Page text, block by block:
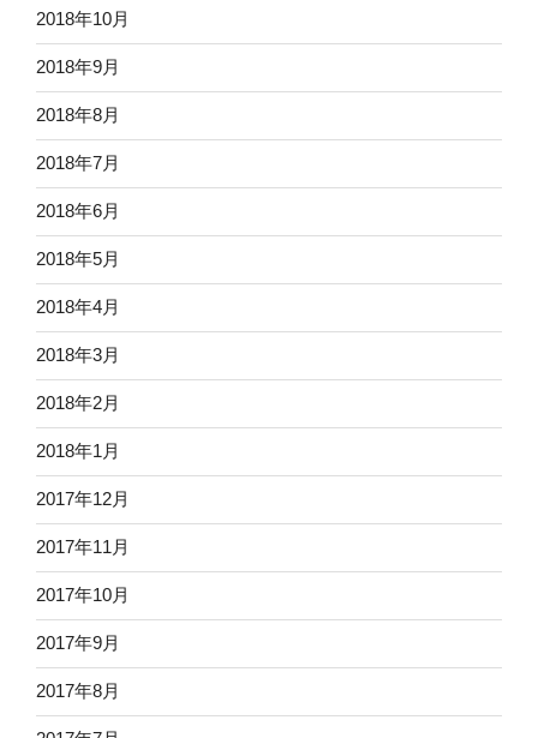
2018年10月
2018年9月
2018年8月
2018年7月
2018年6月
2018年5月
2018年4月
2018年3月
2018年2月
2018年1月
2017年12月
2017年11月
2017年10月
2017年9月
2017年8月